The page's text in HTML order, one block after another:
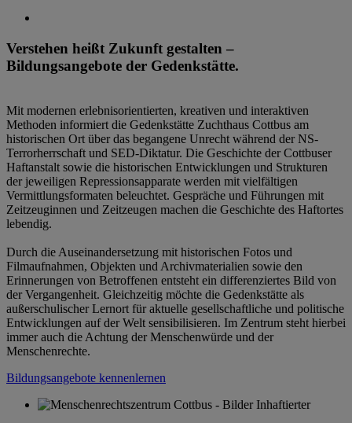
Verstehen heißt Zukunft gestalten –
Bildungsangebote der Gedenkstätte.
Mit modernen erlebnisorientierten, kreativen und interaktiven
Methoden informiert die Gedenkstätte Zuchthaus Cottbus am
historischen Ort über das begangene Unrecht während der NS-
Terrorherrschaft und SED-Diktatur. Die Geschichte der Cottbuser
Haftanstalt sowie die historischen Entwicklungen und Strukturen
der jeweiligen Repressionsapparate werden mit vielfältigen
Vermittlungsformaten beleuchtet. Gespräche und Führungen mit
Zeitzeuginnen und Zeitzeugen machen die Geschichte des Haftortes
lebendig.
Durch die Auseinandersetzung mit historischen Fotos und
Filmaufnahmen, Objekten und Archivmaterialien sowie den
Erinnerungen von Betroffenen entsteht ein differenziertes Bild von
der Vergangenheit. Gleichzeitig möchte die Gedenkstätte als
außerschulischer Lernort für aktuelle gesellschaftliche und politische
Entwicklungen auf der Welt sensibilisieren. Im Zentrum steht hierbei
immer auch die Achtung der Menschenwürde und der
Menschenrechte.
Bildungsangebote kennenlernen